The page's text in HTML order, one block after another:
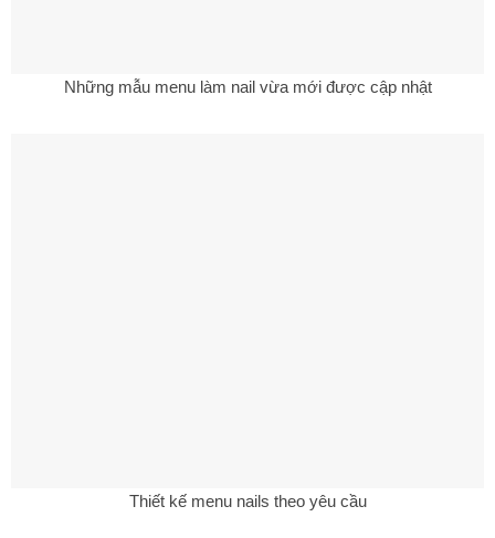
Những mẫu menu làm nail vừa mới được cập nhật
Thiết kế menu nails theo yêu cầu